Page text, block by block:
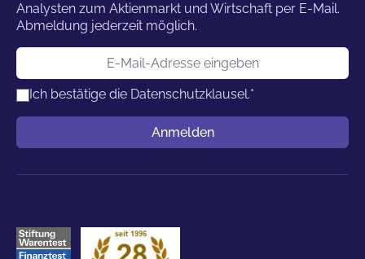
Analysten zum Aktienmarkt und Wirtschaft per E-Mail.
Abmeldung jederzeit möglich.
E-Mail-Adresse
Ich bestätige die Datenschutzklausel.*
Anmelden